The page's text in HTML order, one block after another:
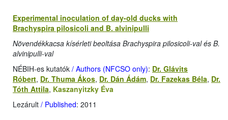
Experimental inoculation of day-old ducks with
Brachyspira pilosicoli and B. alvinipulli
Növendékkacsa kísérleti beoltása Brachyspira pilosicoli-val és B.
alvinipulli-val
NÉBIH-es kutatók / Authors (NFCSO only): Dr. Glávits
Róbert, Dr. Thuma Ákos, Dr. Dán Ádám, Dr. Fazekas Béla, Dr.
Tóth Attila, Kaszanyitzky Éva
Lezárult / Published: 2011